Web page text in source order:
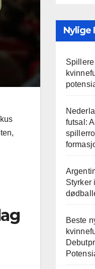
Nylige
futsal:
Styrker
Beste